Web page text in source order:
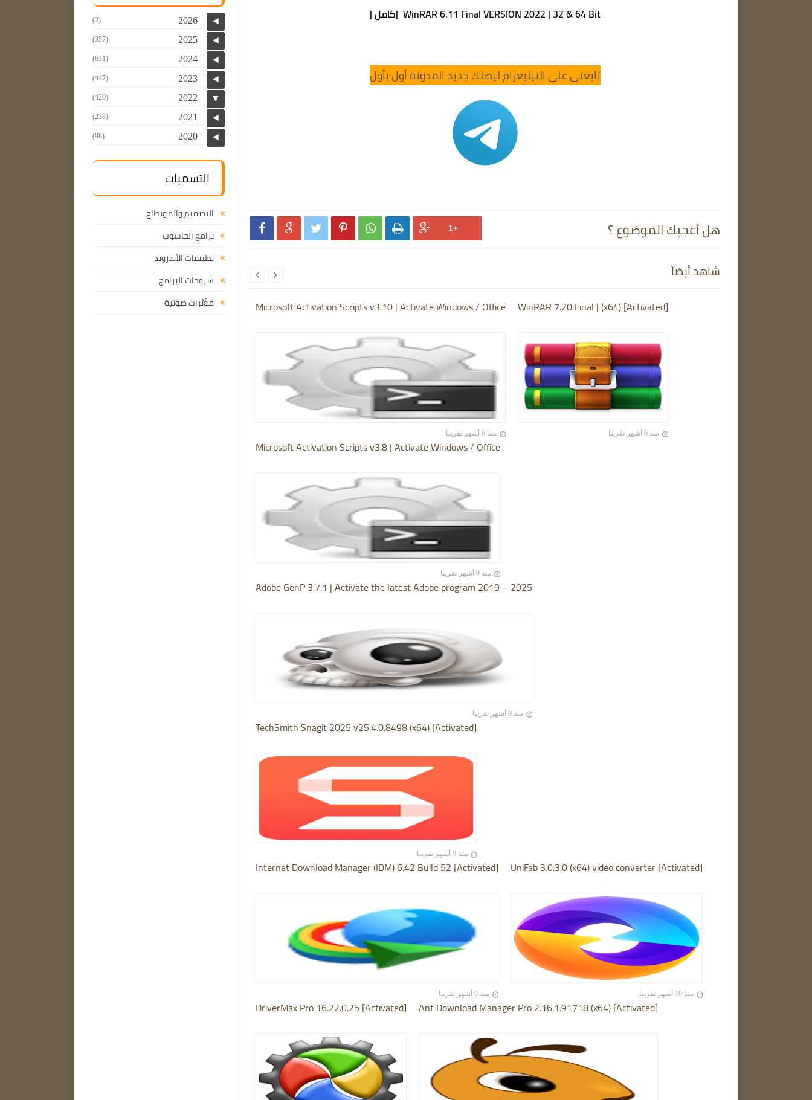
WinRAR 6.11 Final VERSION 2022 | 32 & 64 Bit |كامل |
تابعني على التيليغرام ليصلك جديد المدونة أول بأول
هل أعجبك الموضوع ؟      
شاهد أيضاً
Microsoft Activation Scripts v3.10 | Activate Windows / Office
منذ 6 أشهر تقريبا
WinRAR 7.20 Final | (x64) [Activated]
منذ 6 أشهر تقريبا
Microsoft Activation Scripts v3.8 | Activate Windows / Office
منذ 9 أشهر تقريبا
Adobe GenP 3.7.1 | Activate the latest Adobe program 2019 – 2025
منذ 9 أشهر تقريبا
TechSmith Snagit 2025 v25.4.0.8498 (x64) [Activated]
منذ 9 أشهر تقريبا
Internet Download Manager (IDM) 6.42 Build 52 [Activated]
منذ 9 أشهر تقريبا
UniFab 3.0.3.0 (x64) video converter [Activated]
منذ 10 أشهر تقريبا
DriverMax Pro 16.22.0.25 [Activated] Ant Download Manager Pro 2.16.1.91718 (x64) [Activated]
 
◄
2026
(2)
◄
2025
(357)
◄
2024
(631)
◄
2023
(447)
▼
2022
(420)
◄
2021
(238)
◄
2020
(98)
التسميات
التصميم والمونطاج
برامج الحاسوب
تطبيقات الأندرويد
شروحات البرامج
مؤثرات صوتية